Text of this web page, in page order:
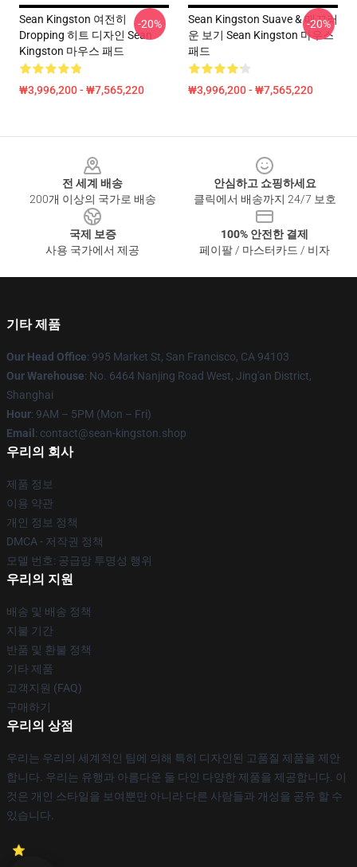
Sean Kingston 여전히
Dropping 히트 디자인 Sean
Kingston 마우스 패드
₩3,996,200 - ₩7,565,220
-20%
Sean Kingston Suave & 매끄러
운 보기 Sean Kingston 마우스
패드
₩3,996,200 - ₩7,565,220
-20%
전 세계 배송
200개 이상의 국가로 배송
안심하고 쇼핑하세요
클릭에서 배송까지 24/7 보호
국제 보증
사용 국가에서 제공
100% 안전한 결제
페이팔 / 마스터카드 / 비자
기타 제품
Our Head Office: 995 Market St, San Francisco, CA 94103
Our Warehouse: No. 6464 Nanjing Road West, Jing'an District,
Shanghai
Hour: 9AM – 5PM (Mon – Fri)
Email : contact@sean-kingston.shop
우리의 회사
제품 정보
이용 약관
개인 정보 정책
DMCA - 저작권 정책
모델 번호: 공급망 투명성 행위
우리의 지원
배송 및 배송 정책
지불 기간
반품 및 환불 정책
기타 제품
고객지원 (FAQ)
구매하기
우리의 상점
우리는 우리의 세계적인 팀에 의해 특히 디자인된 고품질 제품을 제안
합니다. 우리는 유행과 아름다운 둘 다인 다양한 제품을 제공합니다. 이
것은 개인 스타일을 보여뿐만 아니라 다른 사람들과 개성을 공유 할 수
있습니다.